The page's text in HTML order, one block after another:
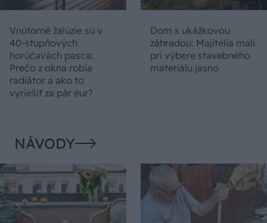
Vnútorné žalúzie sú v
40-stupňových
horúčavách pasca:
Prečo z okna robia
radiátor a ako to
vyriešiť za pár eur?
Dom s ukážkovou
záhradou: Majitelia mali
pri výbere stavebného
materiálu jasno
NÁVODY